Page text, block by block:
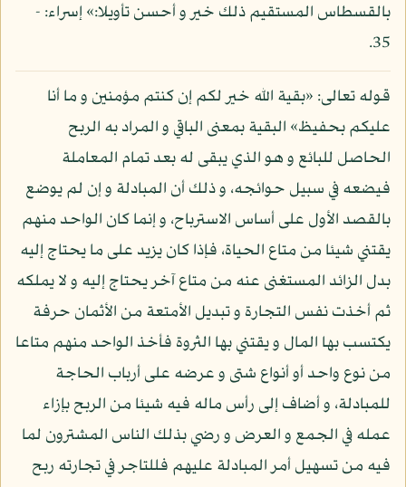
بالقسطاس المستقيم ذلك خير و أحسن تأويلا:» إسراء: -
35.
قوله تعالى: «بقية الله خير لكم إن كنتم مؤمنين و ما أنا
عليكم بحفيظ» البقية بمعنى الباقي و المراد به الربح
الحاصل للبائع و هو الذي يبقى له بعد تمام المعاملة
فيضعه في سبيل حوائجه، و ذلك أن المبادلة و إن لم يوضع
بالقصد الأول على أساس الاسترباح، و إنما كان الواحد منهم
يقتني شيئا من متاع الحياة، فإذا كان يزيد على ما يحتاج إليه
بدل الزائد المستغنى عنه من متاع آخر يحتاج إليه و لا يملكه
ثم أخذت نفس التجارة و تبديل الأمتعة من الأثمان حرفة
يكتسب بها المال و يقتني بها الثروة فأخذ الواحد منهم متاعا
من نوع واحد أو أنواع شتى و عرضه على أرباب الحاجة
للمبادلة، و أضاف إلى رأس ماله فيه شيئا من الربح بإزاء
عمله في الجمع و العرض و رضي بذلك الناس المشترون لما
فيه من تسهيل أمر المبادلة عليهم فللتاجر في تجارته ربح